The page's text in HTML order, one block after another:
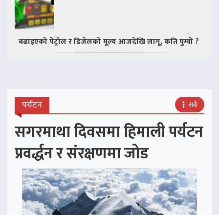
बढाइएको पेट्रोल र डिजेलको मूल्य आजदेखि लागू, कति पुग्यो ?
पर्यटन सबै
सगरमाथा दिवसमा हिमाली पर्यटन
प्रवर्द्धन र संरक्षणमा जोड